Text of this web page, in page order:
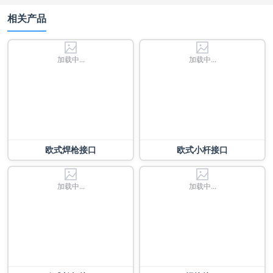
相关产品
加载中...
欧式焊枪接口
加载中...
欧式小杆接口
加载中... 加载中...